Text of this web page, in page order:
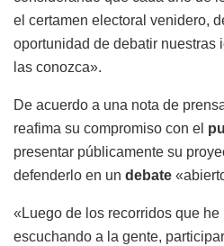
el certamen electoral venidero,
oportunidad de debatir nuestras
las conozca».
De acuerdo a una nota de
reafima su compromiso con el
presentar públicamente su
defenderlo en un debate
«Luego de los recorridos que
escuchando a la gente,